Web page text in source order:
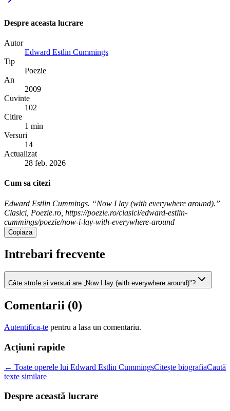
Despre aceasta lucrare
Autor
Edward Estlin Cummings
Tip
Poezie
An
2009
Cuvinte
102
Citire
1 min
Versuri
14
Actualizat
28 feb. 2026
Cum sa citezi
Edward Estlin Cummings. “Now I lay (with everywhere around).”
Clasici, Poezie.ro, https://poezie.ro/clasici/edward-estlin-
cummings/poezie/now-i-lay-with-everywhere-around
Copiaza
Intrebari frecvente
Câte strofe și versuri are „Now I lay (with everywhere around)"?
Comentarii (0)
Autentifica-te pentru a lasa un comentariu.
Acțiuni rapide
← Toate operele lui Edward Estlin CummingsCitește biografiaCaută
texte similare
Despre această lucrare